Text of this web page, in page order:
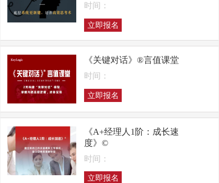
时间：
立即报名
《关键对话》®言值课堂
时间：
立即报名
《A+经理人1阶：成长速
度》©
时间：
立即报名